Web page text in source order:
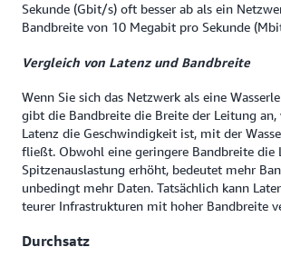
Sekunde (Gbit/s) oft besser ab als ein
Bandbreite von 10 Megabit pro Sekunde
Vergleich von Latenz undBandbreite
Wenn Sie sich das Netzwerk als eine
gibt die Bandbreite die Breite der Leitung an,
Latenz die Geschwindigkeit ist, mit der
fließt. Obwohl eine geringere Bandbreite die
Spitzenauslastung erhöht, bedeutet mehr
unbedingt mehr Daten. Tatsächlich kann
teurer Infrastrukturen mit hoher Bandbreite
Durchsatz